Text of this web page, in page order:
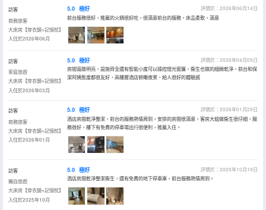
訪客
商務旅客
大床房【穿衣鏡+記憶枕】
入住於2026年06月
5.0 極好
評價於：2026年06月14日
前台服務很好，推薦的火鍋很好吃，很滿意前台的服務，床品柔軟，滿意
訪客
家庭旅遊
大床房【穿衣鏡+記憶枕】
入住於2026年03月
5.0 極好
評價於：2026年04月05日
房間寬敞明亮，設施齊全還有智能小度可以操控燈光窗簾，衞生也做的細緻乾淨，前台和保
潔阿姨態度都很友好，高樓層酒店俯瞰夜景，給人很好的體驗感
訪客
商務旅客
大床房【穿衣鏡+記憶枕】
入住於2026年01月
5.0 極好
評價於：2026年01月29日
酒店房間乾淨整潔，前台的服務熱情周到，安排的房間很滿意，客房大姐做衞生很仔細，服
務很好，樓下有免費的停車場出行很便利，推薦入住。
訪客
獨自旅遊
大床房【穿衣鏡+記憶枕】
入住於2025年10月
5.0 極好
評價於：2025年10月19日
酒店房間乾淨整潔衞生，還有免費的地下停車庫，前台服務熱情周到。